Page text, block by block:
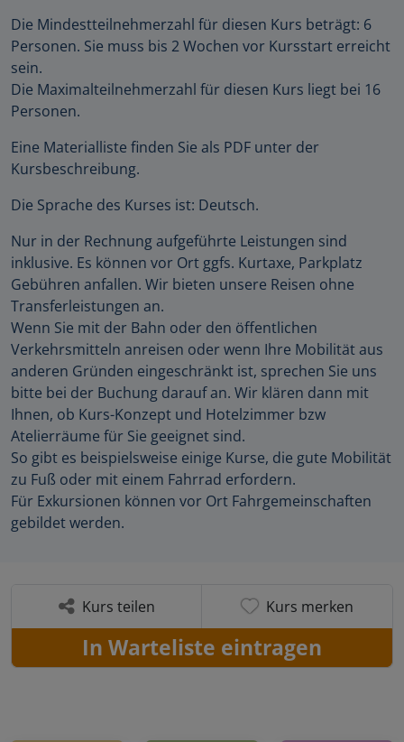
Die Mindestteilnehmerzahl für diesen Kurs beträgt: 6
Personen. Sie muss bis 2 Wochen vor Kursstart erreicht
sein.
Die Maximalteilnehmerzahl für diesen Kurs liegt bei 16
Personen.
Eine Materialliste finden Sie als PDF unter der
Kursbeschreibung.
Die Sprache des Kurses ist: Deutsch.
Nur in der Rechnung aufgeführte Leistungen sind
inklusive. Es können vor Ort ggfs. Kurtaxe, Parkplatz
Gebühren anfallen. Wir bieten unsere Reisen ohne
Transferleistungen an.
Wenn Sie mit der Bahn oder den öffentlichen
Verkehrsmitteln anreisen oder wenn Ihre Mobilität aus
anderen Gründen eingeschränkt ist, sprechen Sie uns
bitte bei der Buchung darauf an. Wir klären dann mit
Ihnen, ob Kurs-Konzept und Hotelzimmer bzw
Atelierräume für Sie geeignet sind.
So gibt es beispielsweise einige Kurse, die gute Mobilität
zu Fuß oder mit einem Fahrrad erfordern.
Für Exkursionen können vor Ort Fahrgemeinschaften
gebildet werden.
Kurs teilen Kurs merken
In Warteliste eintragen